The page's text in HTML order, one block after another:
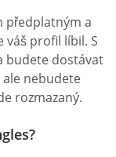
předplatným a
váš profil líbil. S
budete dostávat
nebudete
rozmazaný.